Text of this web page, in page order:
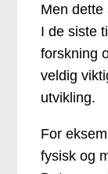
Men dette
I de siste
forskning
veldig
utvikling.
For
fysisk og